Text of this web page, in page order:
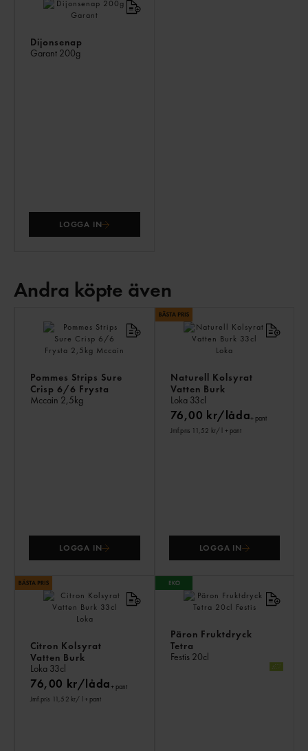
Dijonsenap
Garant 200g
LOGGA IN
Andra köpte även
Pommes Strips Sure
Crisp 6/6 Frysta
Mccain 2,5kg
LOGGA IN
Naturell Kolsyrat
Vatten Burk
Loka 33cl
76,00 kr/låda+ pant
Jmf.pris 11,52 kr/ l + pant
LOGGA IN
Citron Kolsyrat
Vatten Burk
Loka 33cl
76,00 kr/låda+ pant
Jmf.pris 11,52 kr/ l + pant
Päron Fruktdryck
Tetra
Festis 20cl